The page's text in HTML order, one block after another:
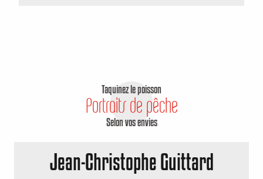
Taquinez le poisson
Portraits de pêche
Selon vos envies
Jean-Christophe Guittard